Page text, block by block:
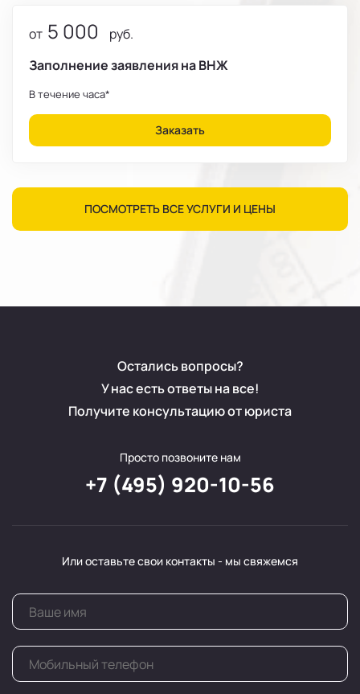
от 5 000
руб.
Заполнение заявления на ВНЖ
В течение часа*
Заказать
ПОСМОТРЕТЬ ВСЕ УСЛУГИ И ЦЕНЫ
Остались вопросы?
У нас есть ответы на все!
Получите консультацию от юриста
Просто позвоните нам
+7 (495) 920-10-56
Или оставьте свои контакты - мы свяжемся